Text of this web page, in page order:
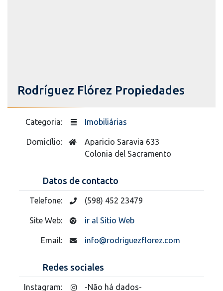
Rodríguez Flórez Propiedades
Categoria: Imobiliárias
Domicílio:
Aparicio Saravia 633
Colonia del Sacramento
Datos de contacto
Telefone: (598) 452 23479
Site Web: ir al Sitio Web
Email: info@rodriguezflorez.com
Redes sociales
Instagram: -Não há dados-